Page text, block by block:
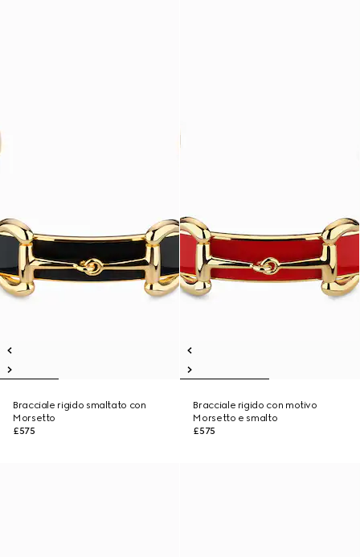
Bracciale rigido smaltato con
Morsetto
£575
Bracciale rigido con motivo
Morsetto e smalto
£575